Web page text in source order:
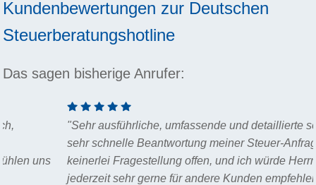
Kundenbewertungen zur Deutschen
Steuerberatungshotline
Das sagen bisherige Anrufer:
"Sehr ausführliche, umfassende und detaillierte sowie auch
sehr schnelle Beantwortung meiner Steuer-Anfrage. Es blieb
keinerlei Fragestellung offen, und ich würde Herrn Wegner
jederzeit sehr gerne für andere Kunden empfehlen! Das